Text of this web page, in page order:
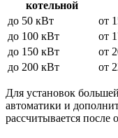
котельной
до 50 кВт
от
до 100 кВт
от
до 150 кВт
от
до 200 кВт
от
Для установок
автоматики и
рассчитывается после